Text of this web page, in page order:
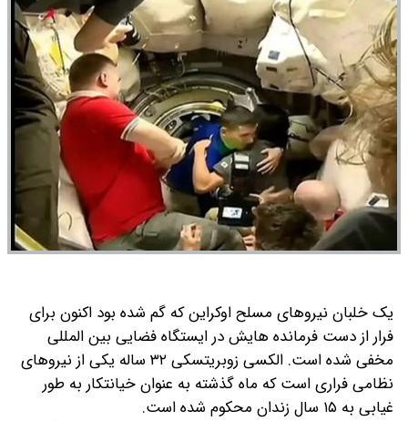
یک خلبان نیروهای مسلح اوکراین که گم شده بود اکنون برای
فرار از دست فرمانده هایش در ایستگاه فضایی بین المللی
مخفی شده است.
الکسی زوبریتسکی ۳۲ ساله یکی از نیروهای
نظامی فراری است که ماه گذشته به عنوان خیانتکار به طور
غیابی به ۱۵ سال زندان محکوم شده است.